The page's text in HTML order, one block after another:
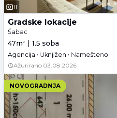
11
Gradske lokacije
Šabac
47m² | 1.5 soba
Agencija • Uknjižen • Namešteno
Ažurirano 03.08.2026.
NOVOGRADNJA